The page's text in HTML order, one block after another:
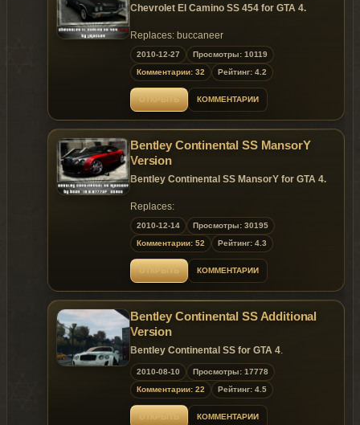
Chevrolet El Camino SS 454 for GTA 4.
Replaces: buccaneer
~ GTAMANIA EXCLUSIVE
Model is exclusive
toGtaMania.ru&fst.rxfly.net
2010-12-27
Просмотры: 10119
Комментарии: 32
Рейтинг: 4.2
КОММЕНТАРИИ
Bentley Continental SS MansorY
Version
Bentley Continental SS MansorY for GTA 4.
Replaces:
~ GTAMANIA EXCLUSIVE
Model is exclusive toGtaMania
01.01.2011!
2010-12-14
Просмотры: 30195
Комментарии: 52
Рейтинг: 4.3
КОММЕНТАРИИ
Bentley Continental SS Additional
Version
Bentley Continental SS for GTA 4
2010-08-10
Просмотры: 17778
Комментарии: 22
Рейтинг: 4.5
КОММЕНТАРИИ